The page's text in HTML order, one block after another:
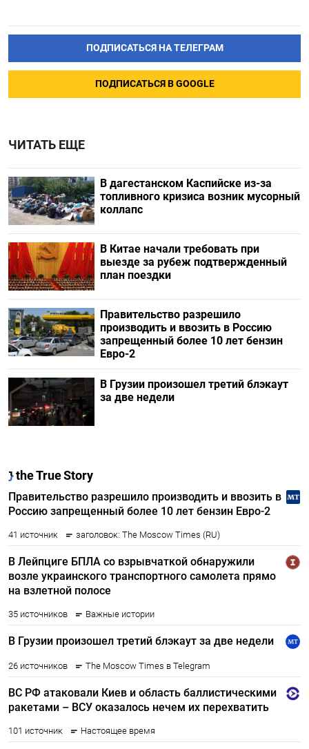
ПОДПИСАТЬСЯ НА ТЕЛЕГРАМ
ПОДПИСАТЬСЯ В GOOGLE
ЧИТАТЬ ЕЩЕ
В дагестанском Каспийске из-за
топливного кризиса возник мусорный
коллапс
В Китае начали требовать при
выезде за рубеж подтвержденный
план поездки
Правительство разрешило
производить и ввозить в Россию
запрещенный более 10 лет бензин
Евро-2
В Грузии произошел третий блэкаут
за две недели